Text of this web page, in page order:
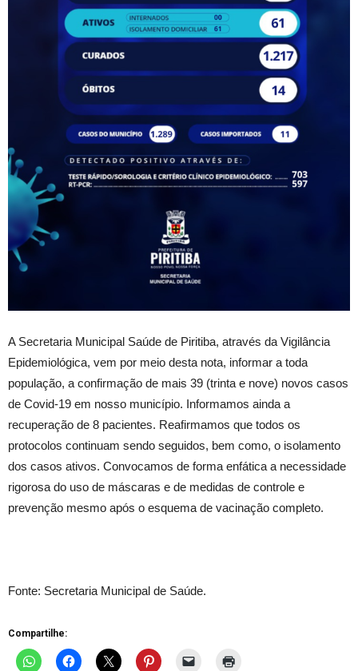
A Secretaria Municipal Saúde de Piritiba, através da Vigilância
Epidemiológica, vem por meio desta nota, informar a toda
população, a confirmação de mais 39 (trinta e nove) novos casos
de Covid-19 em nosso município. Informamos ainda a
recuperação de 8 pacientes. Reafirmamos que todos os
protocolos continuam sendo seguidos, bem como, o isolamento
dos casos ativos. Convocamos de forma enfática a necessidade
rigorosa do uso de máscaras e de medidas de controle e
prevenção mesmo após o esquema de vacinação completo.
Fonte: Secretaria Municipal de Saúde.
Compartilhe: